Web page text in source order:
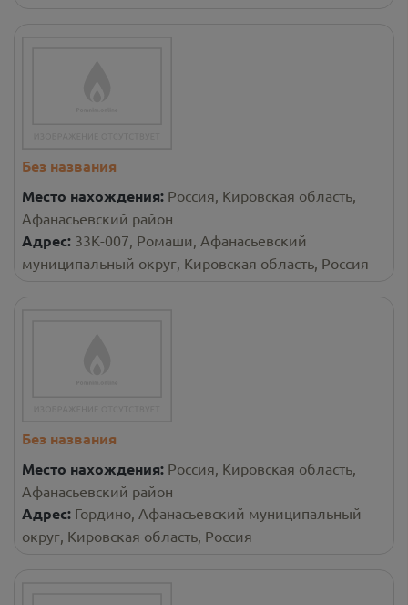
Без названия
Место нахождения: Россия, Кировская область,
Афанасьевский район
Адрес: 33К-007, Ромаши, Афанасьевский
муниципальный округ, Кировская область, Россия
Без названия
Место нахождения: Россия, Кировская область,
Афанасьевский район
Адрес: Гордино, Афанасьевский муниципальный
округ, Кировская область, Россия